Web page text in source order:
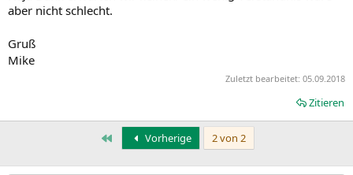
aber nicht schlecht.
Gruß
Mike
Zuletzt bearbeitet: 05.09.2018
Zitieren
Erste Vorherige 2 von 2